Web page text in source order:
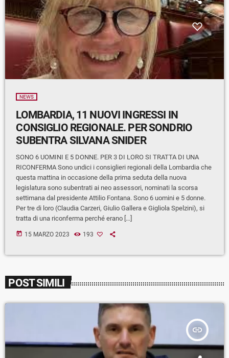
NEWS
LOMBARDIA, 11 NUOVI INGRESSI IN
CONSIGLIO REGIONALE. PER SONDRIO
SUBENTRA SILVANA SNIDER
SONO 6 UOMINI E 5 DONNE. PER 3 DI LORO SI TRATTA DI UNA
RICONFERMA Sono undici i consiglieri regionali della Lombardia che
questa mattina in occasione della prima seduta della nuova
legislatura sono subentrati ai neo assessori, nominati la scorsa
settimana dal presidente Attilio Fontana. Sono 6 uomini e 5 donne.
Per tre di loro (Claudia Carzeri, Giulio Gallera e Gigliola Spelzini), si
tratta di una riconferma perché erano […]
today 15 MARZO 2023 193
POST SIMILI
insert_link